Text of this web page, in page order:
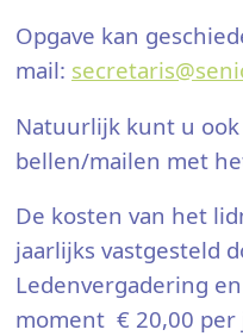
Opgave kan
mail:
Natuurlijk kunt u
bellen/mailen met
De kosten van het
jaarlijks vastgesteld
Ledenvergadering
moment € 20,00 per